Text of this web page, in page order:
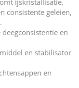
consistente geleien,
deegconsistentie en
en stabilisator
en